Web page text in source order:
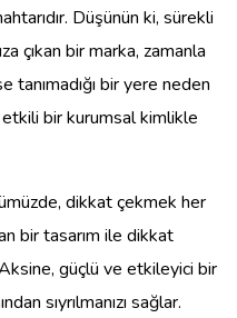
Düşünün ki, sürekli
çıkan bir marka, zamanla
tanımadığı bir yere neden
bir kurumsal kimlikle
dikkat çekmek her
bir tasarım ile dikkat
güçlü ve etkileyici bir
sıyrılmanızı sağlar.